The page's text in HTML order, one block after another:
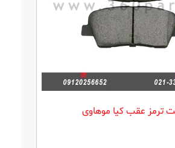
ترمز عقب کیا موهاوی